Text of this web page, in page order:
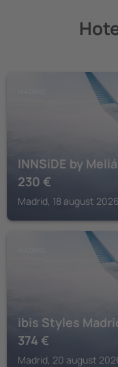
INNSiDE by
230 €
Madrid, 18 august
ibis Styles
374 €
Madrid, 20 august